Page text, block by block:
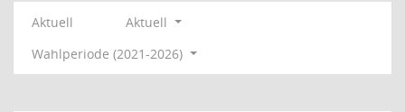
Aktuell
Aktuell
Wahlperiode (2021-2026)